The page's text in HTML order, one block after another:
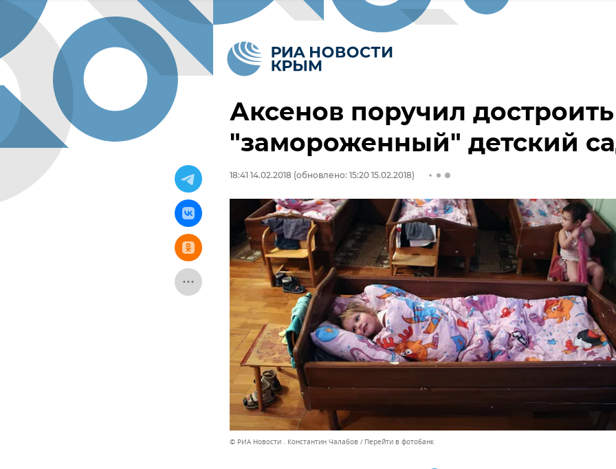
Аксенов поручил достроить
"замороженный" детский
18:41 14.02.2018 (обновлено: 15:20 15.02.2018)
© РИА Новости . Константин Чалабов Перейти в фотобанк